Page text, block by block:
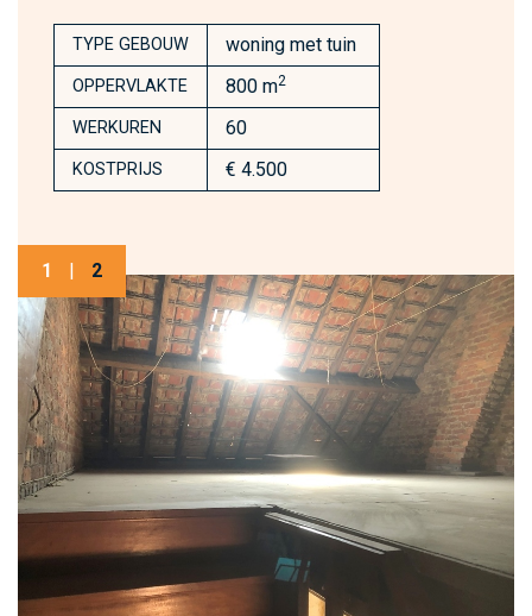
TYPE GEBOUW woning met tuin
OPPERVLAKTE 800 m2
WERKUREN 60
KOSTPRIJS € 4.500
1 | 2